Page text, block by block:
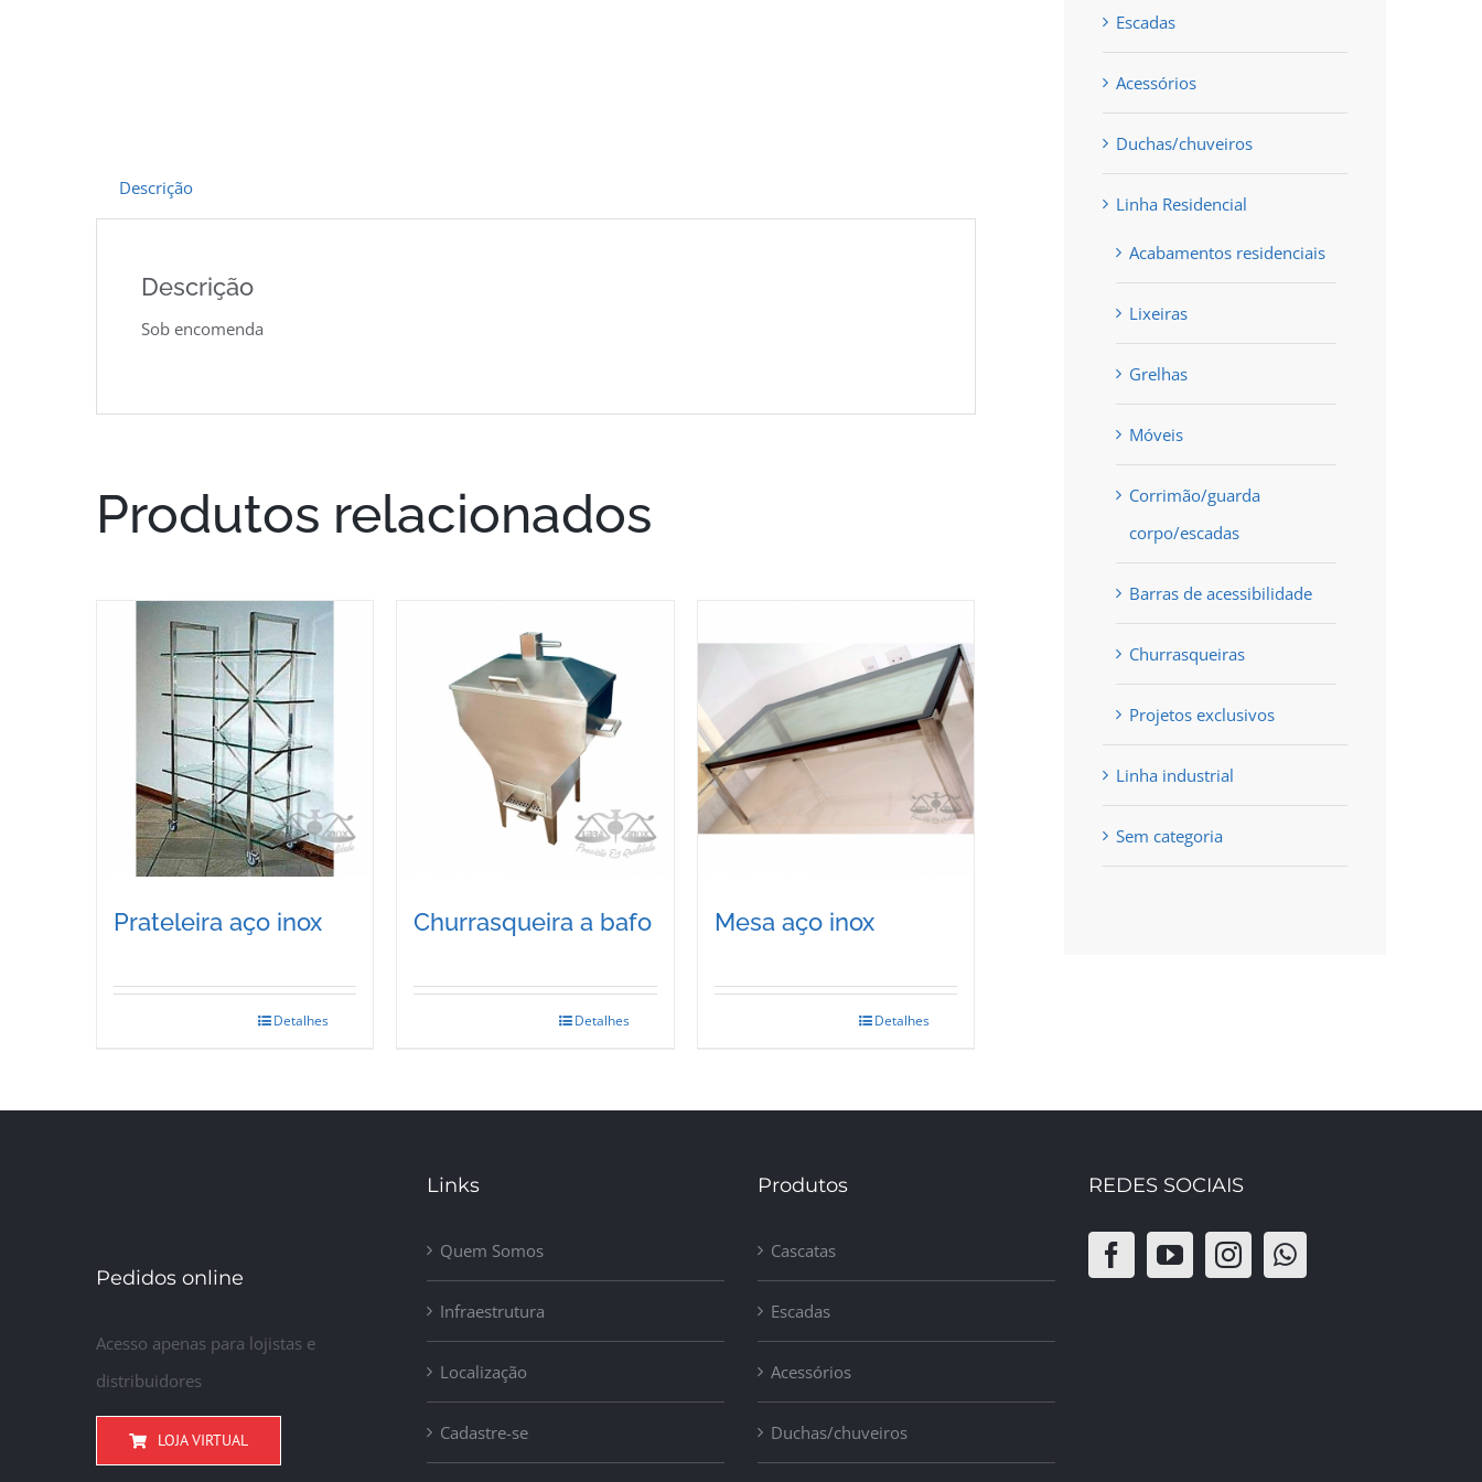
Descrição
Descrição
Sob encomenda
Produtos relacionados
Prateleira aço inox
Detalhes
Churrasqueira a bafo
Detalhes
Mesa aço inox
Detalhes
Escadas
Acessórios
Duchas/chuveiros
Linha Residencial
Acabamentos residenciais
Lixeiras
Grelhas
Móveis
Corrimão/guarda
corpo/escadas
Barras de acessibilidade
Churrasqueiras
Projetos exclusivos
Linha industrial
Sem categoria
Pedidos online
Acesso apenas para lojistas e
distribuidores
LOJA VIRTUAL
Links
Quem Somos
Infraestrutura
Localização
Cadastre-se
Produtos
Cascatas
Escadas
Acessórios
Duchas/chuveiros
REDES SOCIAIS